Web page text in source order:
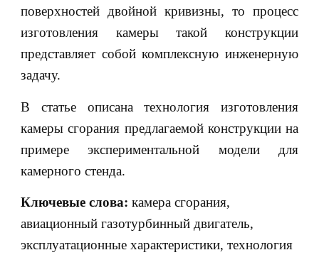
поверхностей двойной кривизны, то процесс
изготовления камеры такой конструкции
представляет собой комплексную инженерную
задачу.
В статье описана технология изготовления
камеры сгорания предлагаемой конструкции на
примере экспериментальной модели для
камерного стенда.
Ключевые слова: камера сгорания,
авиационный газотурбинный двигатель,
эксплуатационные характеристики, технология